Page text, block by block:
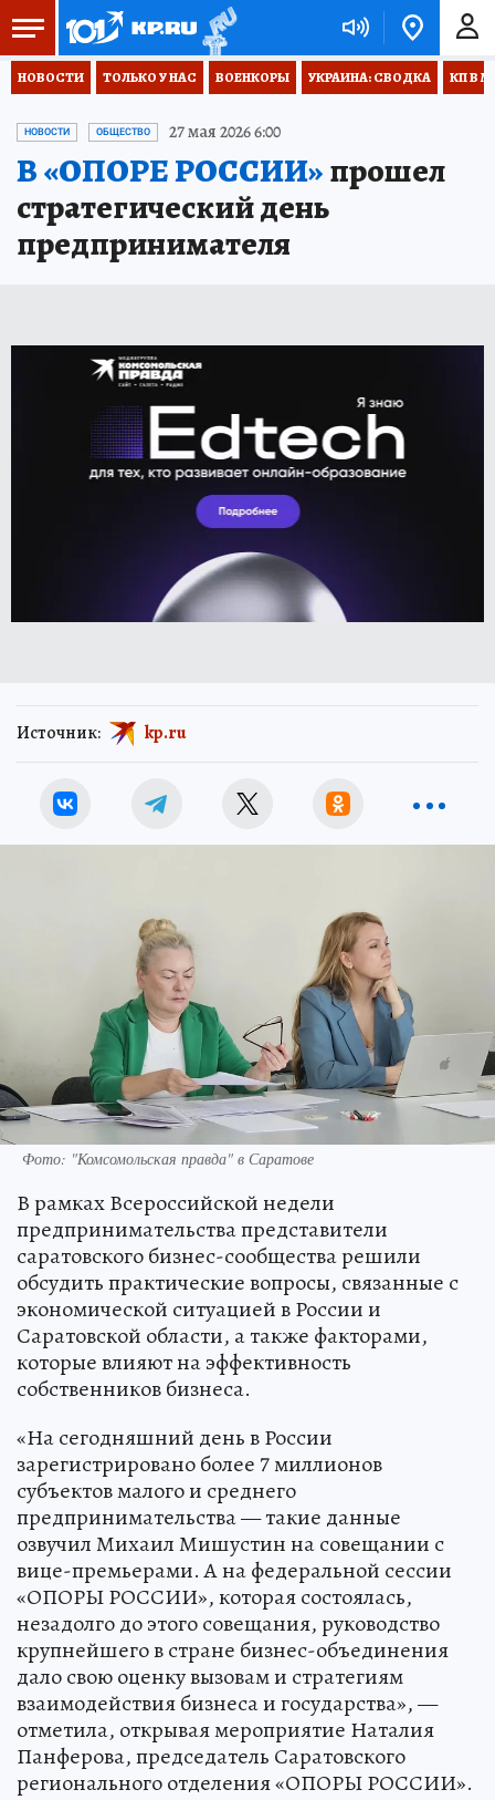
НОВОСТИ ТОЛЬКО У НАС ВОЕНКОРЫ УКРАИНА: СВОДКА КП В
НОВОСТИ ОБЩЕСТВО 27 мая 2026 6:00
В «ОПОРЕ РОССИИ»прошел
стратегический день
предпринимателя
Источник: kp.ru
Фото: "Комсомольская правда" в Саратове
В рамках Всероссийской недели
предпринимательства представители
саратовского бизнес-сообщества решили
обсудить практические вопросы, связанные с
экономической ситуацией в России и
Саратовской области, а также факторами,
которые влияют на эффективность
собственников бизнеса.
«На сегодняшний день в России
зарегистрировано более 7 миллионов
субъектов малого и среднего
предпринимательства — такие данные
озвучил Михаил Мишустин на совещании с
вице-премьерами. А на федеральной сессии
«ОПОРЫ РОССИИ», которая состоялась,
незадолго до этого совещания, руководство
крупнейшего в стране бизнес-объединения
дало свою оценку вызовам и стратегиям
взаимодействия бизнеса и государства», —
отметила, открывая мероприятие Наталия
Панферова, председатель Саратовского
регионального отделения «ОПОРЫ РОССИИ».